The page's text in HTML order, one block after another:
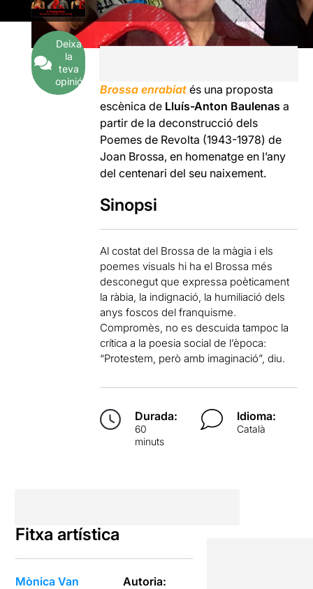
Deixa
la
teva
opinió
Brossa enrabiat és una proposta
escènica de Lluís-Anton Baulenas a
partir de la deconstrucció dels
Poemes de Revolta (1943-1978) de
Joan Brossa, en homenatge en l’any
del centenari del seu naixement.
Sinopsi
Al costat del Brossa de la màgia i els
poemes visuals hi ha el Brossa més
desconegut que expressa poèticament
la ràbia, la indignació, la humiliació dels
anys foscos del franquisme.
Compromès, no es descuida tampoc la
crítica a la poesia social de l’època:
“Protestem, però amb imaginació”, diu.
Durada:
60
minuts
Idioma:
Català
Fitxa artística
Mònica Van
Autoria: